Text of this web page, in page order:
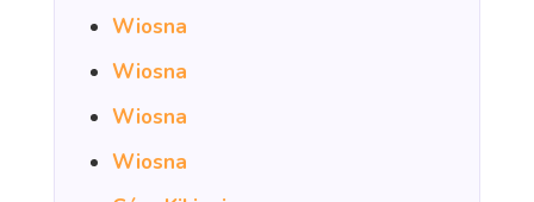
Wiosna
Wiosna
Wiosna
Wiosna